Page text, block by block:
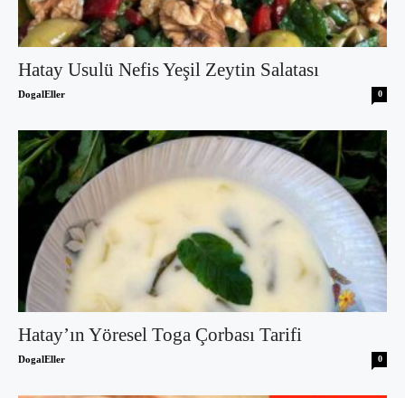
Hatay Usulü Nefis Yeşil Zeytin Salatası
DogalEller 0
Hatay’ın Yöresel Toga Çorbası Tarifi
DogalEller 0